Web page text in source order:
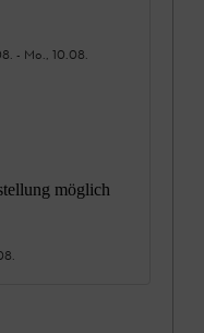
- Mo., 10.08.
möglich